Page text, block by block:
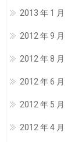
2013 年 1 月
2012 年 9 月
2012 年 8 月
2012 年 6 月
2012 年 5 月
2012 年 4 月